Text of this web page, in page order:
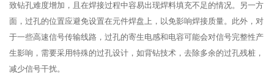
致钻孔难度增加，且在焊接过程中容易出现焊料填充不足的情况。另一方
面，过孔的位置应避免设置在元件焊盘上，以免影响焊接质量。此外，对
于一些高速信号传输线路，过孔的寄生电感和电容可能会对信号完整性产
生影响，需要采用特殊的过孔设计，如背钻技术，去除多余的过孔残桩，
减少信号干扰。